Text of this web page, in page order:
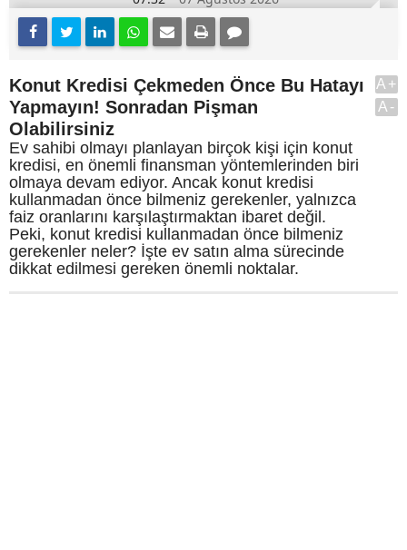
Konut Kredisi Çekmeden Önce Bu Hatayı
Yapmayın! Sonradan Pişman
Olabilirsiniz
Ev sahibi olmayı planlayan birçok kişi için konut
kredisi, en önemli finansman yöntemlerinden biri
olmaya devam ediyor. Ancak konut kredisi
kullanmadan önce bilmeniz gerekenler, yalnızca
faiz oranlarını karşılaştırmaktan ibaret değil.
Peki, konut kredisi kullanmadan önce bilmeniz
gerekenler neler? İşte ev satın alma sürecinde
dikkat edilmesi gereken önemli noktalar.
A+
A-